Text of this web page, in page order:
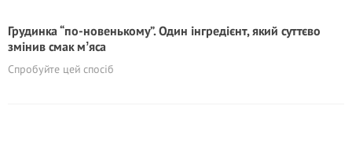
Грудинка “по-новенькому”. Один інгредієнт, який суттєво
змінив смак мʼяса
Спробуйте цей спосіб